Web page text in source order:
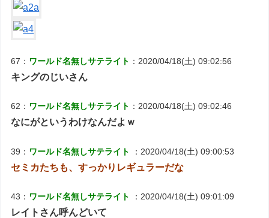
67： ワールド名無しサテライト ：2020/04/18(土) 09:02:56
キングのじいさん
62： ワールド名無しサテライト ：2020/04/18(土) 09:02:46
なにがというわけなんだよｗ
39： ワールド名無しサテライト ：2020/04/18(土) 09:00:53
セミカたちも、すっかりレギュラーだな
43： ワールド名無しサテライト ：2020/04/18(土) 09:01:09
レイトさん呼んどいて